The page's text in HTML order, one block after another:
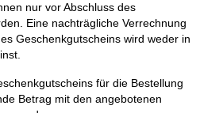
nur vor Abschluss des
Eine nachträgliche Verrechnung
Geschenkgutscheins wird weder in
für die Bestellung
Betrag mit den angebotenen